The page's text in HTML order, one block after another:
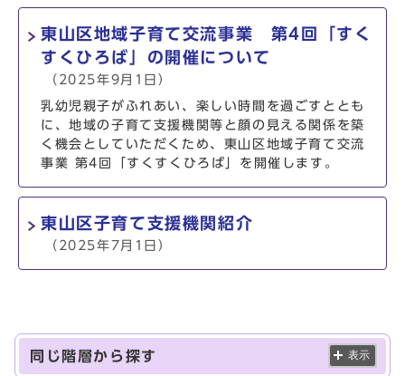
東山区地域子育て交流事業 第4回「すく
すくひろば」の開催について
（2025年9月1日）
乳幼児親子がふれあい、楽しい時間を過ごすととも
に、地域の子育て支援機関等と顔の見える関係を築
く機会としていただくため、東山区地域子育て交流
事業 第4回「すくすくひろば」を開催します。
東山区子育て支援機関紹介
（2025年7月1日）
同じ階層から探す 表示